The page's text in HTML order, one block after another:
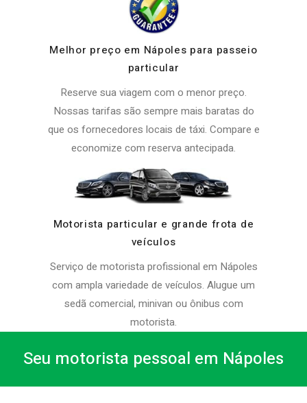
Melhor preço em Nápoles para passeio
particular
Reserve sua viagem com o menor preço.
Nossas tarifas são sempre mais baratas do
que os fornecedores locais de táxi. Compare e
economize com reserva antecipada.
Motorista particular e grande frota de
veículos
Serviço de motorista profissional em Nápoles
com ampla variedade de veículos. Alugue um
sedã comercial, minivan ou ônibus com
motorista.
Seu motorista pessoal em Nápoles